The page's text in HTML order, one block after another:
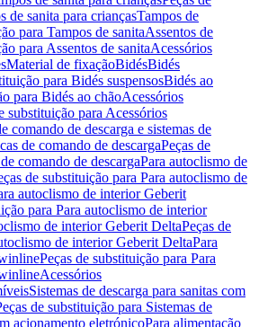
de sanita para criançasTampos de
para Tampos de sanitaAssentos de
para Assentos de sanitaAcessórios
Material de fixaçãoBidésBidés
para Bidés suspensosBidés ao
para Bidés ao chãoAcessórios
substituição para Acessórios
comando de descarga e sistemas de
de comando de descargaPeças de
comando de descargaPara autoclismo de
de substituição para Para autoclismo de
autoclismo de interior Geberit
para Para autoclismo de interior
de interior Geberit DeltaPeças de
de interior Geberit DeltaPara
Peças de substituição para Para
Acessórios
Sistemas de descarga para sanitas com
de substituição para Sistemas de
acionamento eletrónicoPara alimentação